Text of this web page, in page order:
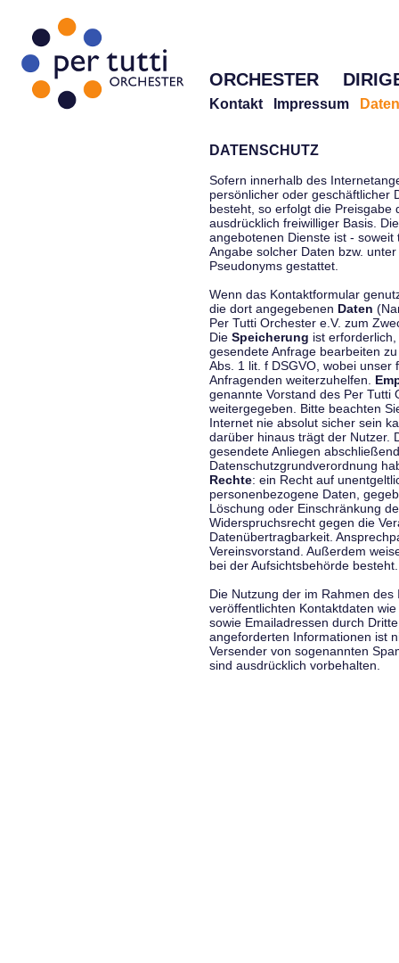
ORCHESTER
Kontakt Impressum
DATENSCHUTZ
Sofern innerhalb des
persönlicher oder geschäftlicher
besteht, so erfolgt die Preisgabe
ausdrücklich freiwilliger Basis.
angebotenen Dienste ist -
Angabe solcher Daten bzw.
Pseudonyms gestattet.
Wenn das Kontaktformular
die dort angegebenen Daten
Per Tutti Orchester e.V. zum
Die Speicherung ist
gesendete Anfrage bearbeiten
Abs. 1 lit. f DSGVO, wobei
Anfragenden weiterzuhelfen.
genannte Vorstand des Per Tutti
weitergegeben. Bitte beachten
Internet nie absolut sicher sein
darüber hinaus trägt der Nutzer.
gesendete Anliegen
Datenschutzgrundverordnung
Rechte: ein Recht auf
personenbezogene Daten,
Löschung oder Einschränkung
Widerspruchsrecht gegen die
Datenübertragbarkeit.
Vereinsvorstand. Außerdem
bei der Aufsichtsbehörde besteht.
Die Nutzung der im Rahmen
veröffentlichten Kontaktdaten
sowie Emailadressen durch
angeforderten Informationen ist
Versender von sogenannten
sind ausdrücklich vorbehalten.